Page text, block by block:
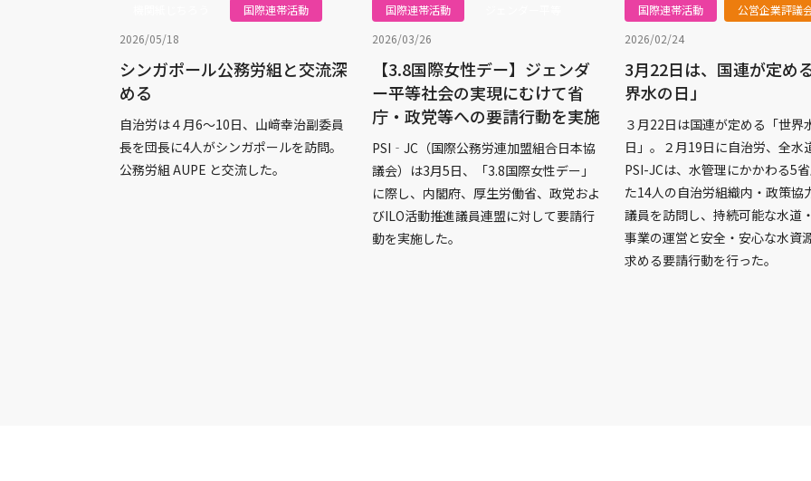
国際連帯活動
2026/05/18
シンガポール公務労組と交流深
める
自治労は４月6〜10日、山﨑幸治副委員
長を団長に4人がシンガポールを訪問。
公務労組 AUPE と交流した。
国際連帯活動
2026/03/26
【3.8国際女性デー】ジェンダ
ー平等社会の実現にむけて省
庁・政党等への要請行動を実施
PSI‐JC（国際公務労連加盟組合日本協
議会）は3月5日、「3.8国際女性デー」
に際し、内閣府、厚生労働省、政党およ
びILO活動推進議員連盟に対して要請行
動を実施した。
国際連帯活動
公営企業評議
2026/02/24
3月22日は、国連が定め
界水の日」
３月22日は国連が定める「世界
日」。２月19日に自治労、全水
PSI-JCは、水管理にかかわる5
た14人の自治労組織内・政策協
議員を訪問し、持続可能な水道
事業の運営と安全・安心な水資
求める要請行動を行った。